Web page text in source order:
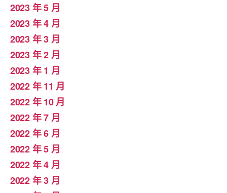
2023 年 5 月
2023 年 4 月
2023 年 3 月
2023 年 2 月
2023 年 1 月
2022 年 11 月
2022 年 10 月
2022 年 7 月
2022 年 6 月
2022 年 5 月
2022 年 4 月
2022 年 3 月